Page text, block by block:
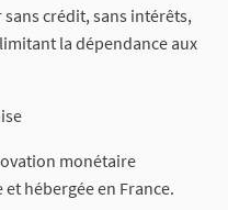
crédit, sans intérêts,
la dépendance aux
monétaire
hébergée en France.